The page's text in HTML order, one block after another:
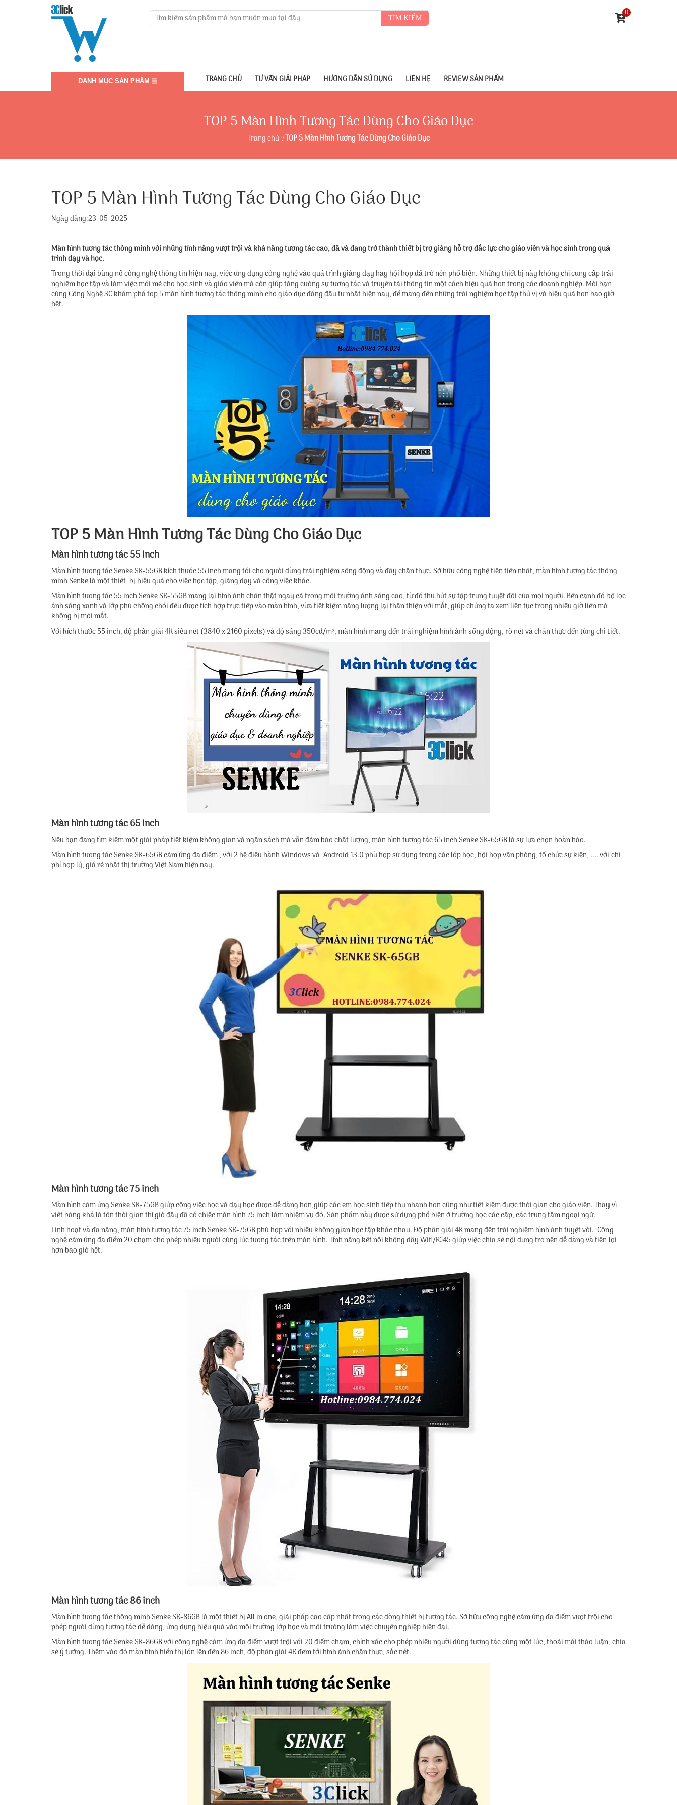
TÌM KIẾM
0
DANH MỤC SẢN PHẨM TRANG CHỦ TƯ VẤN GIẢI PHÁP HƯỚNG DẪN SỬ DỤNG LIÊN HỆ REVIEW SẢN PHẨM
TOP 5 Màn Hình Tương Tác Dùng Cho Giáo Dục
Trang chủ TOP 5 Màn Hình Tương Tác Dùng Cho Giáo Dục
TOP 5 Màn Hình Tương Tác Dùng Cho Giáo Dục
Ngày đăng:23-05-2025
Màn hình tương tác thông minh với những tính năng vượt trội và khả năng tương tác cao, đã và đang trở thành thiết bị trợ giảng hỗ trợ đắc lực cho giáo viên và học sinh trong quá
trình dạy và học.
Trong thời đại bùng nổ công nghệ thông tin hiện nay, việc ứng dụng công nghệ vào quá trình giảng dạy hay hội họp đã trở nên phổ biến. Những thiết bị này không chỉ cung cấp trải
nghiệm học tập và làm việc mới mẻ cho học sinh và giáo viên mà còn giúp tăng cường sự tương tác và truyền tải thông tin một cách hiệu quả hơn trong các doanh nghiệp. Mời bạn
cùng Công Nghệ 3C khám phá top 5 màn hình tương tác thông minh cho giáo dục đáng đầu tư nhất hiện nay, để mang đến những trải nghiệm học tập thú vị và hiệu quả hơn bao giờ
hết.
TOP 5 Màn Hình Tương Tác Dùng Cho Giáo Dục
Màn hình tương tác 55 inch
Màn hình tương tác Senke SK-55GB kích thước 55 inch mang tới cho người dùng trải nghiệm sống động và đầy chân thực. Sở hữu công nghệ tiên tiến nhất, màn hình tương tác thông
minh Senke là một thiết bị hiệu quả cho việc học tập, giảng dạy và công việc khác.
Màn hình tương tác 55 inch Senke SK-55GB mang lại hình ảnh chân thật ngay cả trong môi trường ánh sáng cao, từ đó thu hút sự tập trung tuyệt đối của mọi người. Bên cạnh đó bộ lọc
ánh sáng xanh và lớp phủ chống chói đều được tích hợp trực tiếp vào màn hình, vừa tiết kiệm năng lượng lại thân thiện với mắt, giúp chúng ta xem liên tục trong nhiều giờ liền mà
không bị mỏi mắt.
Với kích thước 55 inch, độ phân giải 4K siêu nét (3840 x 2160 pixels) và độ sáng 350cd/m², màn hình mang đến trải nghiệm hình ảnh sống động, rõ nét và chân thực đến từng chi tiết.
Màn hình tương tác 65 inch
Nếu bạn đang tìm kiếm một giải pháp tiết kiệm không gian và ngân sách mà vẫn đảm bảo chất lượng, màn hình tương tác 65 inch Senke SK-65GB là sự lựa chọn hoàn hảo.
Màn hình tương tác Senke SK-65GB cảm ứng đa điểm , với 2 hệ điều hành Windows và Android 13.0 phù hợp sử dụng trong các lớp học, hội họp văn phòng, tổ chức sự kiện, .... với chi
phí hợp lý, giá rẻ nhất thị trường Việt Nam hiện nay.
Màn hình tương tác 75 inch
Màn hình cảm ứng Senke SK-75GB giúp công việc học và dạy học được dễ dàng hơn,giúp các em học sinh tiếp thu nhanh hơn cũng như tiết kiệm được thời gian cho giáo viên. Thay vì
viết bảng khá là tốn thời gian thì giờ đây đã có chiếc màn hình 75 inch làm nhiệm vụ đó. Sản phẩm này được sử dụng phổ biến ở trường học các cấp, các trung tâm ngoại ngữ.
Linh hoạt và đa năng, màn hình tương tác 75 inch Senke SK-75GB phù hợp với nhiều không gian học tập khác nhau. Độ phân giải 4K mang đến trải nghiệm hình ảnh tuyệt vời. Công
nghệ cảm ứng đa điểm 20 chạm cho phép nhiều người cùng lúc tương tác trên màn hình. Tính năng kết nối không dây Wifi/RJ45 giúp việc chia sẻ nội dung trở nên dễ dàng và tiện lợi
hơn bao giờ hết.
Màn hình tương tác 86 inch
Màn hình tương tác thông minh Senke SK-86GB là một thiết bị All in one, giải pháp cao cấp nhất trong các dòng thiết bị tương tác. Sở hữu công nghệ cảm ứng đa điểm vượt trội cho
phép người dùng tương tác dễ dàng, ứng dụng hiệu quả vào môi trường lớp học và môi trường làm việc chuyên nghiệp hiện đại.
Màn hình tương tác Senke SK-86GB với công nghệ cảm ứng đa điểm vượt trội với 20 điểm chạm, chính xác cho phép nhiều người dùng tương tác cùng một lúc, thoải mái thảo luận, chia
sẻ ý tưởng. Thêm vào đó màn hình hiển thị lớn lên đến 86 inch, độ phân giải 4K đem tới hình ảnh chân thực, sắc nét.